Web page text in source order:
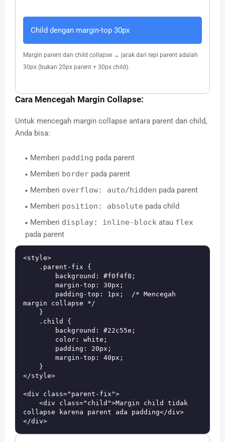
Child dengan margin-top 30px
Margin parent dan child collapse → jarak dari tepi parent adalah
30px (bukan 20px parent + 30px child).
Cara Mencegah Margin Collapse:
Untuk mencegah margin collapse antara parent dan child,
Anda bisa:
Memberi padding pada parent
Memberi border pada parent
Memberi overflow: auto/hidden pada parent
Memberi position: absolute pada child
Memberi display: inline-block atau flex
pada parent
<style>
margin collapse */
</style>
<div class="parent-fix">
collapse karena parent ada padding</div>